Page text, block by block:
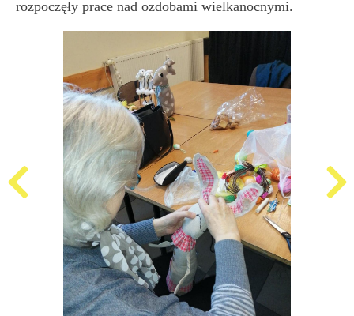
rozpoczęły prace nad ozdobami wielkanocnymi.